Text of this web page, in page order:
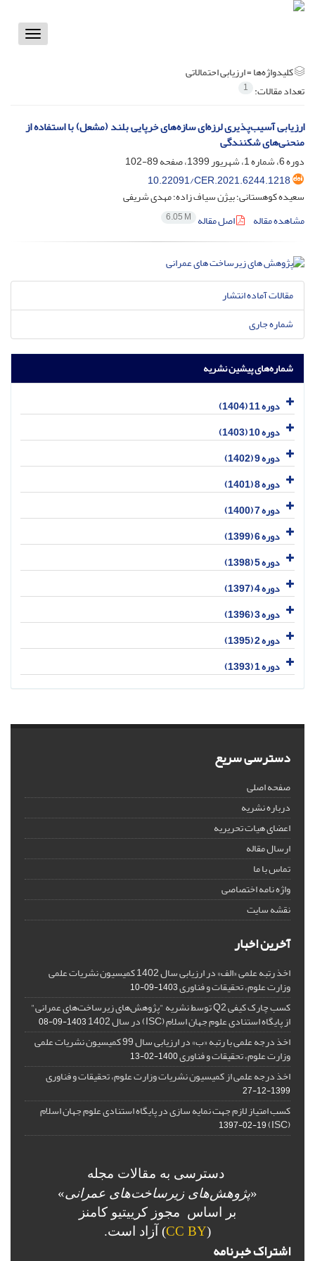
Toggle
کلیدواژه‌ها =ارزیابی احتمالاتی
تعداد مقالات: 1
ارزیابی آسیب‌پذیری لرزه‌ای سازه‌های خرپایی بلند (مشعل) با استفاده از
منحنی‌های شکنندگی
دوره 6، شماره 1، شهریور 1399، صفحه
89-102
10.22091/CER.2021.6244.1218
سعیده کوهستانی؛ بیژن سیاف زاده؛ مهدی شریفی
مشاهده مقاله
اصل مقاله 6.05 M
مقالات آماده انتشار
شماره جاری
شماره‌های پیشین نشریه
دوره 11 (1404)
دوره 10 (1403)
دوره 9 (1402)
دوره 8 (1401)
دوره 7 (1400)
دوره 6 (1399)
دوره 5 (1398)
دوره 4 (1397)
دوره 3 (1396)
دوره 2 (1395)
دوره 1 (1393)
دسترسی سریع
صفحه اصلی
درباره نشریه
اعضای هیات تحریریه
ارسال مقاله
تماس با ما
واژه نامه اختصاصی
نقشه سایت
آخرین اخبار
اخذ رتبه علمی «الف» در ارزیابی سال 1402 کمیسیون نشریات علمی
وزارت علوم، تحقیقات و فناوری1403-09-10
کسب چارک کیفی Q2 توسط نشریه "پژوهش‌های زیرساخت‌های عمرانی"
از پایگاه استنادی علوم جهان اسلام (ISC) در سال 1402 1403-09-08
اخذ درجه علمی با رتبه «ب» در ارزیابی سال 99 کمیسیون نشریات علمی
وزارت علوم، تحقیقات و فناوری1400-02-13
اخذ درجه علمی از کمیسیون نشریات وزارت علوم، تحقیقات و فناوری
1399-12-27
کسب امتیاز لازم جهت نمایه سازی در پایگاه استنادی علوم جهان اسلام
(ISC)
1397-02-19
دسترسی به مقالات مجله
«پژوهش‌های زیرساخت‌های عمرانی»
بر اساس مجوز کرییتیو کامنز
(
CC BY) آزاد است.
اشتراک خبرنامه